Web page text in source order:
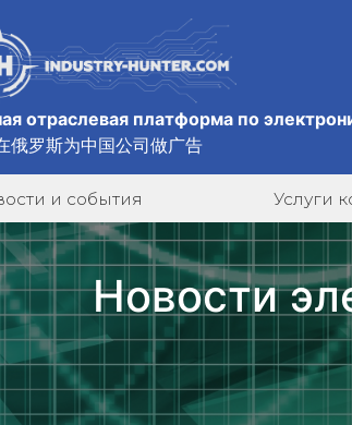
отраслевая платформа по
俄罗斯为中国公司做广告
и события Услуги
Новости